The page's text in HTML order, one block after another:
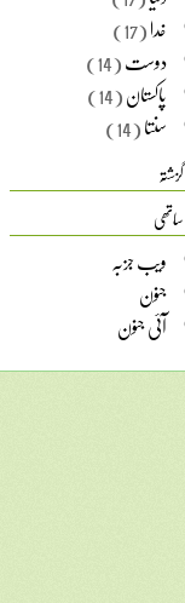
خدا(17)
دوست(14)
پاکستان(14)
سنتا(14)
گزشتہ
ساتھی
ویب جزبہ
جنون
آئی جنون